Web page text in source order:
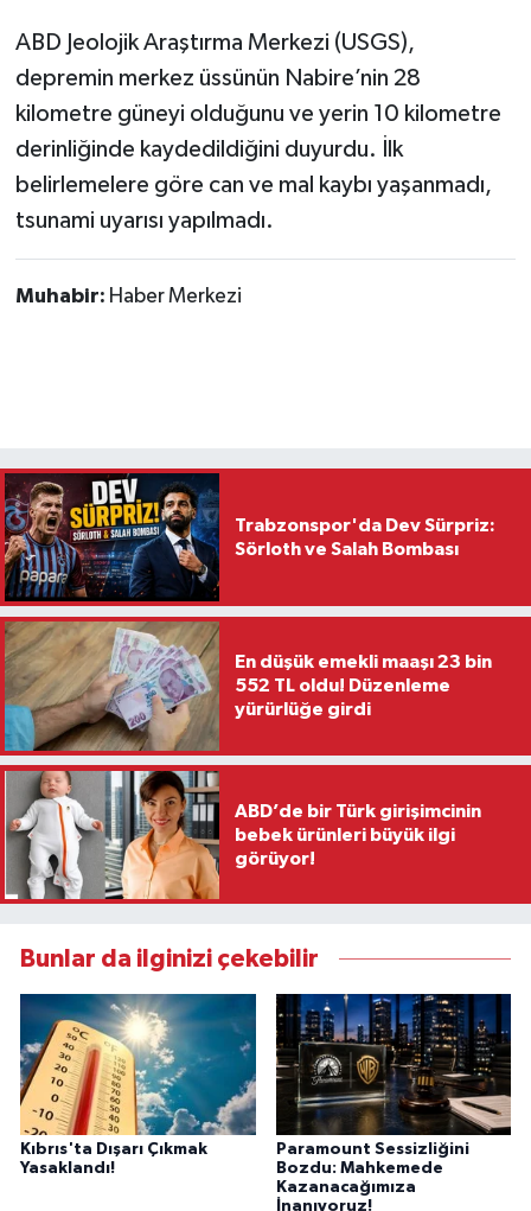
ABD Jeolojik Araştırma Merkezi (USGS),
depremin merkez üssünün Nabire’nin 28
kilometre güneyi olduğunu ve yerin 10 kilometre
derinliğinde kaydedildiğini duyurdu. İlk
belirlemelere göre can ve mal kaybı yaşanmadı,
tsunami uyarısı yapılmadı.
Muhabir: Haber Merkezi
Trabzonspor'da Dev Sürpriz:
Sörloth ve Salah Bombası
En düşük emekli maaşı 23 bin
552 TL oldu! Düzenleme
yürürlüğe girdi
ABD’de bir Türk girişimcinin
bebek ürünleri büyük ilgi
görüyor!
Bunlar da ilginizi çekebilir
Kıbrıs'ta Dışarı Çıkmak
Yasaklandı!
Paramount Sessizliğini
Bozdu: Mahkemede
Kazanacağımıza
İnanıyoruz!